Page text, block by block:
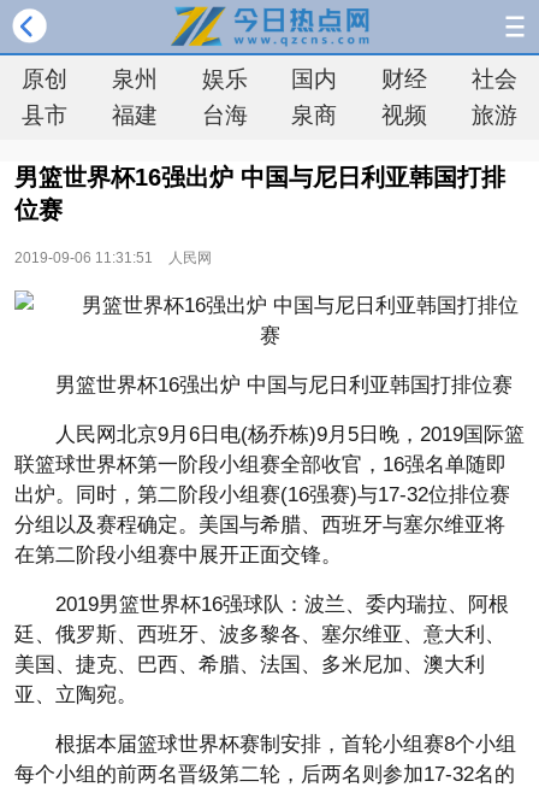
原创 泉州 娱乐 国内 财经
社会
县市
福建 台海 泉商 视频 旅游
男篮世界杯16强出炉 中国与尼日利亚韩国打排
位赛
2019-09-06 11:31:51 人民网
男篮世界杯16强出炉 中国与尼日利亚韩国打排位赛
人民网北京9月6日电(杨乔栋)9月5日晚，2019国际篮
联篮球世界杯第一阶段小组赛全部收官，16强名单随即
出炉。同时，第二阶段小组赛(16强赛)与17-32位排位赛
分组以及赛程确定。美国与希腊、西班牙与塞尔维亚将
在第二阶段小组赛中展开正面交锋。
2019男篮世界杯16强球队：波兰、委内瑞拉、阿根
廷、俄罗斯、西班牙、波多黎各、塞尔维亚、意大利、
美国、捷克、巴西、希腊、法国、多米尼加、澳大利
亚、立陶宛。
根据本届篮球世界杯赛制安排，首轮小组赛8个小组
每个小组的前两名晋级第二轮，后两名则参加17-32名的